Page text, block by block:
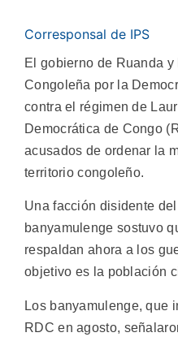
Corresponsal de IPS
El gobierno de Ruanda
Congoleña por la
contra el régimen de
Democrática de Congo
acusados de ordenar la
territorio congoleño.
Una facción disidente
banyamulenge sostuvo
respaldan ahora a los
objetivo es la población
Los banyamulenge, que
RDC en agosto,